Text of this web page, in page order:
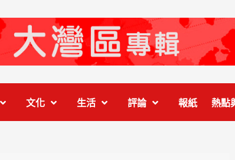
文化 生活 評論 報紙 熱點